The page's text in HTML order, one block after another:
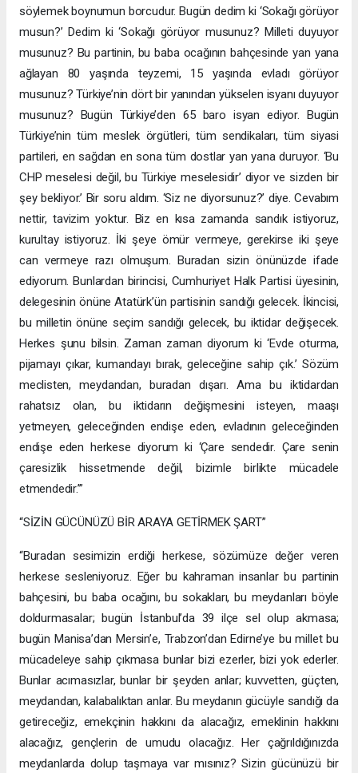
söylemek boynumun borcudur. Bugün dedim ki ‘Sokağı görüyor
musun?’ Dedim ki ‘Sokağı görüyor musunuz? Milleti duyuyor
musunuz? Bu partinin, bu baba ocağının bahçesinde yan yana
ağlayan 80 yaşında teyzemi, 15 yaşında evladı görüyor
musunuz? Türkiye’nin dört bir yanından yükselen isyanı duyuyor
musunuz? Bugün Türkiye’den 65 baro isyan ediyor. Bugün
Türkiye’nin tüm meslek örgütleri, tüm sendikaları, tüm siyasi
partileri, en sağdan en sona tüm dostlar yan yana duruyor. ‘Bu
CHP meselesi değil, bu Türkiye meselesidir’ diyor ve sizden bir
şey bekliyor.’ Bir soru aldım. ‘Siz ne diyorsunuz?’ diye. Cevabım
nettir, tavizim yoktur. Biz en kısa zamanda sandık istiyoruz,
kurultay istiyoruz. İki şeye ömür vermeye, gerekirse iki şeye
can vermeye razı olmuşum. Buradan sizin önünüzde ifade
ediyorum. Bunlardan birincisi, Cumhuriyet Halk Partisi üyesinin,
delegesinin önüne Atatürk’ün partisinin sandığı gelecek. İkincisi,
bu milletin önüne seçim sandığı gelecek, bu iktidar değişecek.
Herkes şunu bilsin. Zaman zaman diyorum ki ‘Evde oturma,
pijamayı çıkar, kumandayı bırak, geleceğine sahip çık.’ Sözüm
meclisten, meydandan, buradan dışarı. Ama bu iktidardan
rahatsız olan, bu iktidarın değişmesini isteyen, maaşı
yetmeyen, geleceğinden endişe eden, evladının geleceğinden
endişe eden herkese diyorum ki ‘Çare sendedir. Çare senin
çaresizlik hissetmende değil, bizimle birlikte mücadele
etmendedir.’”
“SİZİN GÜCÜNÜZÜ BİR ARAYA GETİRMEK ŞART”
“Buradan sesimizin erdiği herkese, sözümüze değer veren
herkese sesleniyoruz. Eğer bu kahraman insanlar bu partinin
bahçesini, bu baba ocağını, bu sokakları, bu meydanları böyle
doldurmasalar; bugün İstanbul’da 39 ilçe sel olup akmasa;
bugün Manisa’dan Mersin’e, Trabzon’dan Edirne’ye bu millet bu
mücadeleye sahip çıkmasa bunlar bizi ezerler, bizi yok ederler.
Bunlar acımasızlar, bunlar bir şeyden anlar; kuvvetten, güçten,
meydandan, kalabalıktan anlar. Bu meydanın gücüyle sandığı da
getireceğiz, emekçinin hakkını da alacağız, emeklinin hakkını
alacağız, gençlerin de umudu olacağız. Her çağrıldığınızda
meydanlarda dolup taşmaya var mısınız? Sizin gücünüzü bir